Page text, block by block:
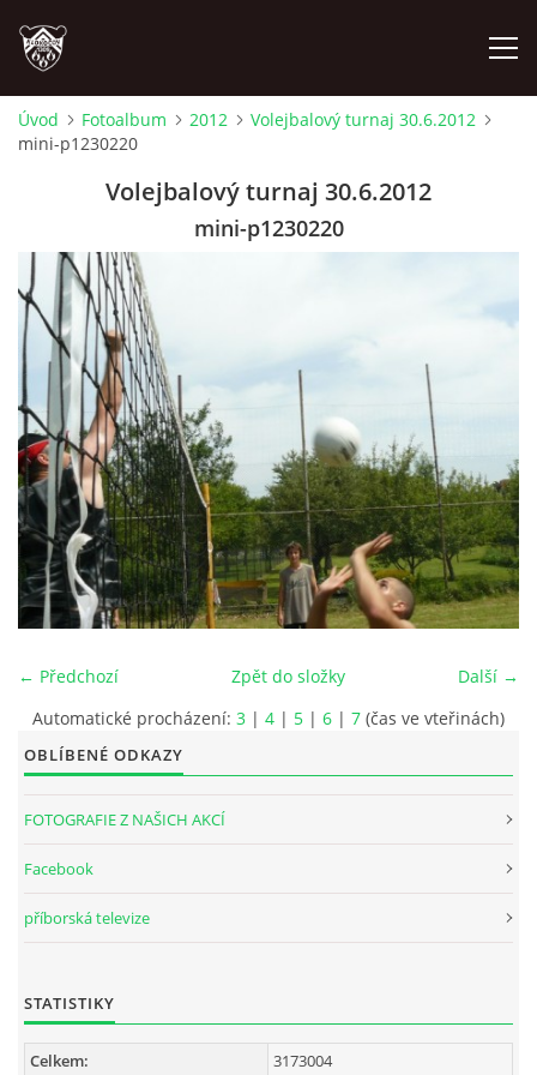
ÚVOD
PROBĚHLÉ AKCE
NOVINKY
FOTOALBUM
VIDEA
INTERNÍ SEKCE
Úvod Fotoalbum 2012
Volejbalový turnaj 30.6.2012
mini-p1230220
Volejbalový turnaj 30.6.2012
mini-p1230220
← Předchozí Další →
Zpět do složky
Automatické procházení: 3 | 4 | 5 | 6 | 7 (čas ve vteřinách)
OBLÍBENÉ ODKAZY
FOTOGRAFIE Z NAŠICH AKCÍ
Facebook
příborská televize
STATISTIKY
Celkem: 3173004